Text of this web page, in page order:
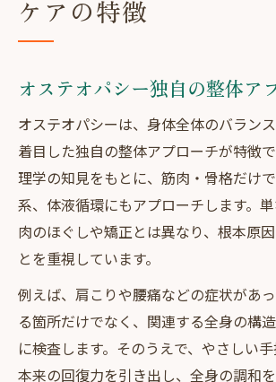
ケアの特徴
オステオパシー独自の整体ア
オステオパシーは、身体全体のバラン
着目した独自の整体アプローチが特徴
理学の知見をもとに、筋肉・骨格だけ
系、体液循環にもアプローチします。
肉のほぐしや矯正とは異なり、根本原
とを重視しています。
例えば、肩こりや腰痛などの症状があ
る箇所だけでなく、関連する全身の構
に検査します。そのうえで、やさしい
本来の回復力を引き出し、全身の調和